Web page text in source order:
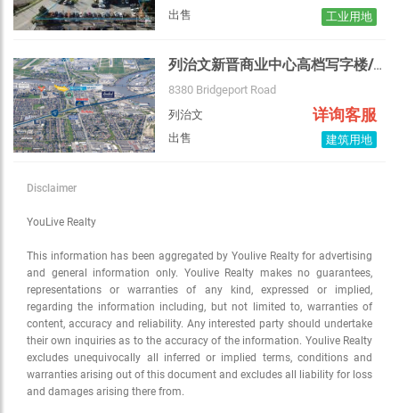
出售 工业用地
列治文新晋商业中心高档写字楼/酒店出售
8380 Bridgeport Road
列治文
详询客服
出售 建筑用地
Disclaimer
YouLive Realty
This information has been aggregated by Youlive Realty for advertising
and general information only. Youlive Realty makes no guarantees,
representations or warranties of any kind, expressed or implied,
regarding the information including, but not limited to, warranties of
content, accuracy and reliability. Any interested party should undertake
their own inquiries as to the accuracy of the information. Youlive Realty
excludes unequivocally all inferred or implied terms, conditions and
warranties arising out of this document and excludes all liability for loss
and damages arising there from.